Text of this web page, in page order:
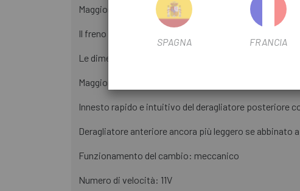
Maggiore control del ciclista in ogni circostanza
Il freno a disco idraulico offre un livello di comfort
Le dimensioni ridotte del supporto migliorano
Maggiore gamma di regolazione della portata
Innesto rapido e intuitivo del deragliatore posteriore
Deragliatore anteriore ancora più leggero se abbinato
Funzionamento del cambio: meccanico
Numero di velocità: 11V
SPAGNA FRANCIA